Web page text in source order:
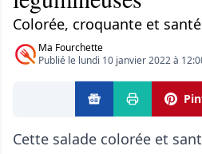
Colorée, croquante et
Ma Fourchette
Publié le lundi 10 janvier 2022 à
Cette salade colorée et